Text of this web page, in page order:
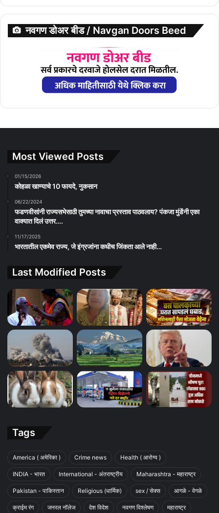
नवगण डोअर बीड / Navgan Doors Beed
Most Viewed Posts
01/15/2026
कोहळा खाण्याचे 10 फायदे, नुकसान
06/22/2024
फडणवीसांनी राज्यसभेसाठी तुमच्या नावाचा प्रस्ताव पाठवलाय? पंकजा मुंडेंनी एका
वाक्यात दिलं उत्तर….
11/17/2025
भारतातील एकमेव राज्य, जे इंग्रजांना कधीच जिंकता आले नाही…
Last Modified Posts
Tags
America ( अमेरिका ) Crime news Health ( आरोग्य )
INDIA - भारत International - अंतराष्ट्रीय Maharashtra - महाराष्ट्र
Pakistan - पाकिस्तान Religious (धार्मिक) sex / सेक्स आगळे - वेगळे
क्राईम रंग जनरल नॉलेज देश विदेश नवगण विश्लेषण महाराष्ट्र